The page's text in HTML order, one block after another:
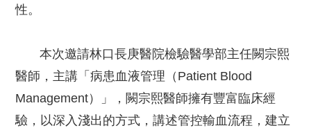
性。
本次邀請林口長庚醫院檢驗醫學部主任闕宗熙
醫師，主講「病患血液管理（Patient Blood
Management）」，闕宗熙醫師擁有豐富臨床經
驗，以深入淺出的方式，講述管控輸血流程，建立